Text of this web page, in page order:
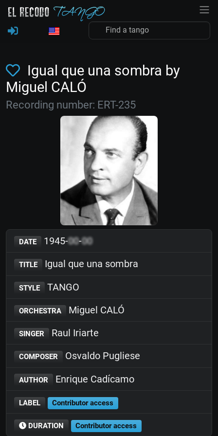
Igual que una sombra by
Miguel CALÓ
Recording number: ERT-235
DATE 1945-00-00
TITLE Igual que una sombra
STYLE TANGO
ORCHESTRA Miguel CALÓ
SINGER Raul Iriarte
COMPOSER Osvaldo Pugliese
AUTHOR Enrique Cadícamo
LABEL Contributor access
DURATION Contributor access